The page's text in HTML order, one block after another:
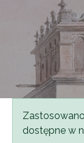
Komunikat
dostępne w